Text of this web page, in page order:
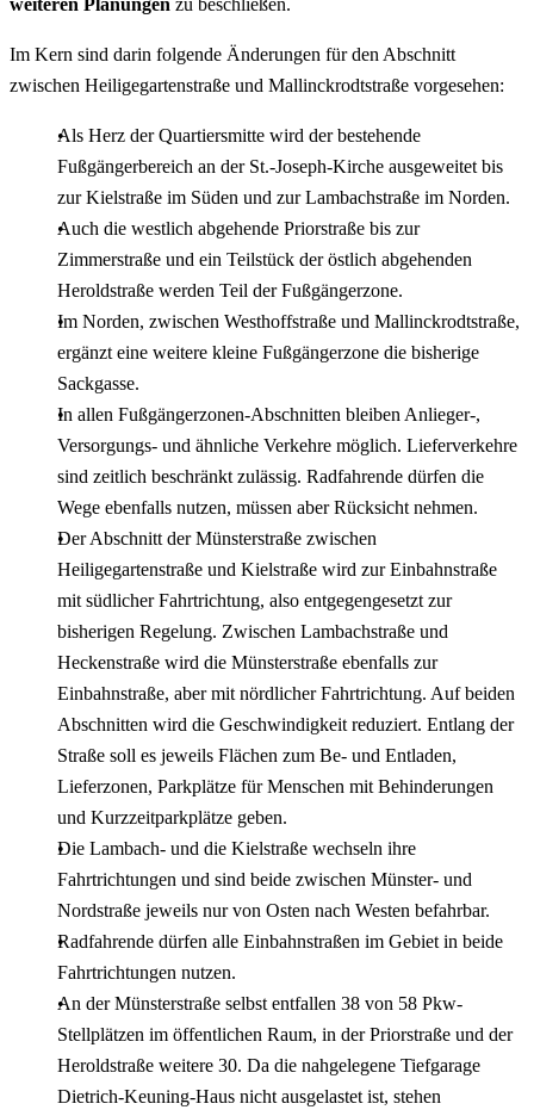
weiteren Planungen zu beschließen.
Im Kern sind darin folgende Änderungen für den Abschnitt
zwischen Heiligegartenstraße und Mallinckrodtstraße vorgesehen:
Als Herz der Quartiersmitte wird der bestehende
Fußgängerbereich an der St.-Joseph-Kirche ausgeweitet bis
zur Kielstraße im Süden und zur Lambachstraße im Norden.
Auch die westlich abgehende Priorstraße bis zur
Zimmerstraße und ein Teilstück der östlich abgehenden
Heroldstraße werden Teil der Fußgängerzone.
Im Norden, zwischen Westhoffstraße und Mallinckrodtstraße,
ergänzt eine weitere kleine Fußgängerzone die bisherige
Sackgasse.
In allen Fußgängerzonen-Abschnitten bleiben Anlieger-,
Versorgungs- und ähnliche Verkehre möglich. Lieferverkehre
sind zeitlich beschränkt zulässig. Radfahrende dürfen die
Wege ebenfalls nutzen, müssen aber Rücksicht nehmen.
Der Abschnitt der Münsterstraße zwischen
Heiligegartenstraße und Kielstraße wird zur Einbahnstraße
mit südlicher Fahrtrichtung, also entgegengesetzt zur
bisherigen Regelung. Zwischen Lambachstraße und
Heckenstraße wird die Münsterstraße ebenfalls zur
Einbahnstraße, aber mit nördlicher Fahrtrichtung. Auf beiden
Abschnitten wird die Geschwindigkeit reduziert. Entlang der
Straße soll es jeweils Flächen zum Be- und Entladen,
Lieferzonen, Parkplätze für Menschen mit Behinderungen
und Kurzzeitparkplätze geben.
Die Lambach- und die Kielstraße wechseln ihre
Fahrtrichtungen und sind beide zwischen Münster- und
Nordstraße jeweils nur von Osten nach Westen befahrbar.
Radfahrende dürfen alle Einbahnstraßen im Gebiet in beide
Fahrtrichtungen nutzen.
An der Münsterstraße selbst entfallen 38 von 58 Pkw-
Stellplätzen im öffentlichen Raum, in der Priorstraße und der
Heroldstraße weitere 30. Da die nahgelegene Tiefgarage
Dietrich-Keuning-Haus nicht ausgelastet ist, stehen